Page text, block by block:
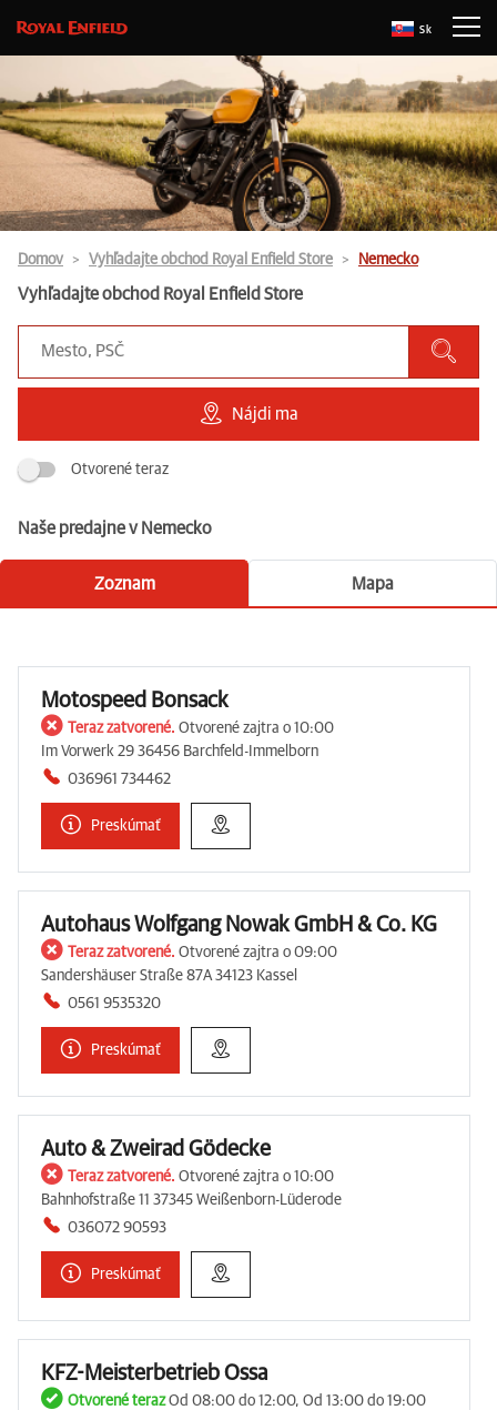
Sk
Domov Vyhľadajte obchod Royal Enfield Store Nemecko
Vyhľadajte obchod Royal Enfield Store
Nájdi ma
Otvorené teraz
Naše predajne v Nemecko
Zoznam Mapa
Motospeed Bonsack
Teraz zatvorené. Otvorené zajtra o 10:00
Im Vorwerk 29 36456 Barchfeld-Immelborn
036961 734462
Preskúmať
Autohaus Wolfgang Nowak GmbH & Co. KG
Teraz zatvorené. Otvorené zajtra o 09:00
Sandershäuser Straße 87A 34123 Kassel
0561 9535320
Preskúmať
Auto & Zweirad Gödecke
Teraz zatvorené. Otvorené zajtra o 10:00
Bahnhofstraße 11 37345 Weißenborn-Lüderode
036072 90593
Preskúmať
KFZ-Meisterbetrieb Ossa
Otvorené terazOd 08:00 do 12:00, Od 13:00 do 19:00